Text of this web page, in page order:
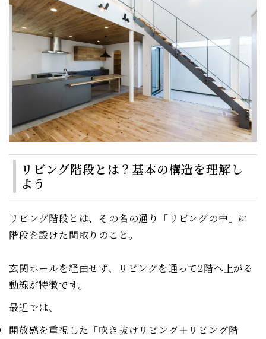
リビング階段とは？基本の構造を理解し
よう
リビング階段とは、その名の通り「リビングの中」に
階段を設けた間取りのこと。
玄関ホールを経由せず、リビングを通って2階へ上がる
動線が特徴です。
最近では、
開放感を重視した「吹き抜けリビング＋リビング階